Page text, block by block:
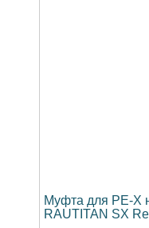
Муфта для PE-X
RAUTITAN SX